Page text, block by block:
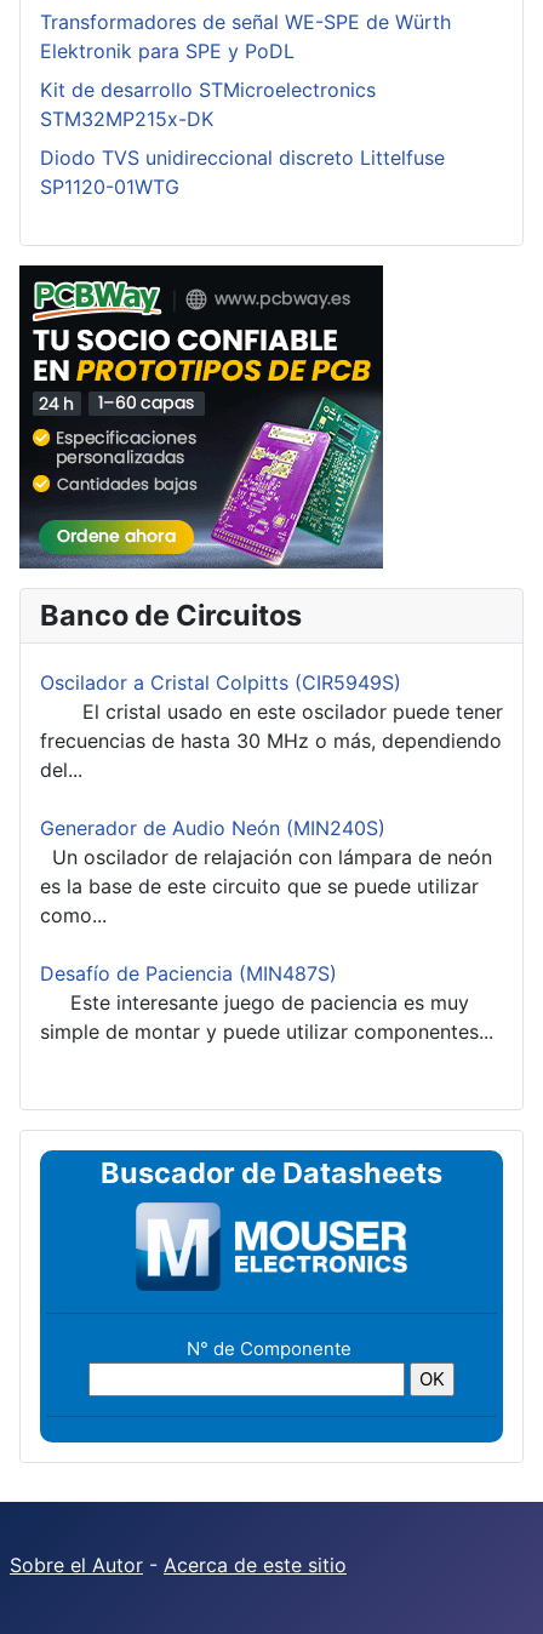
Transformadores de señal WE-SPE de Würth
Elektronik para SPE y PoDL
Kit de desarrollo STMicroelectronics
STM32MP215x-DK
Diodo TVS unidireccional discreto Littelfuse
SP1120-01WTG
Banco de Circuitos
Oscilador a Cristal Colpitts (CIR5949S)
El cristal usado en este oscilador puede tener
frecuencias de hasta 30 MHz o más, dependiendo
del...
Generador de Audio Neón (MIN240S)
Un oscilador de relajación con lámpara de neón
es la base de este circuito que se puede utilizar
como...
Desafío de Paciencia (MIN487S)
Este interesante juego de paciencia es muy
simple de montar y puede utilizar componentes...
Buscador de Datasheets
N° de Componente
Sobre el Autor - Acerca de este sitio